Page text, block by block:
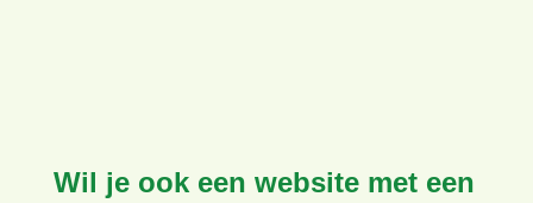
Wil je ook een website met een